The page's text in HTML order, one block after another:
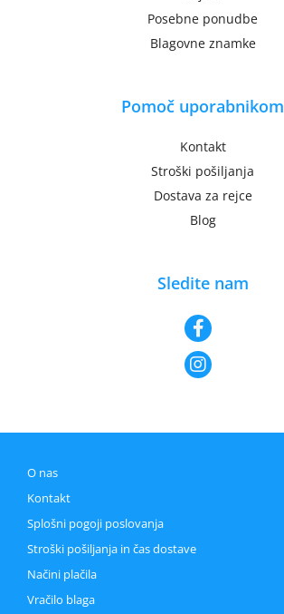
Posebne ponudbe
Blagovne znamke
Pomoč uporabnikom
Kontakt
Stroški pošiljanja
Dostava za rejce
Blog
Sledite nam
O nas
Kontakt
Splošni pogoji poslovanja
Stroški pošiljanja in čas dostave
Načini plačila
Vračilo blaga